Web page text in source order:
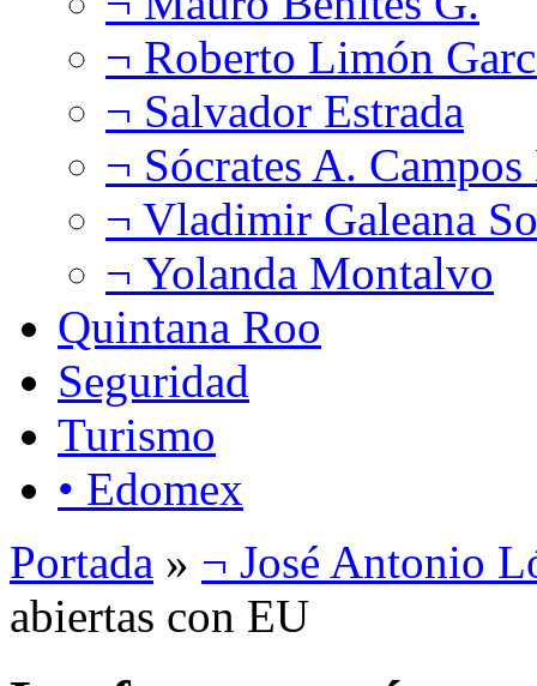
¬ Roberto Limón
¬ Salvador Estrada
¬ Sócrates A.
¬ Vladimir Galeana
¬ Yolanda Montalvo
Quintana Roo
Seguridad
Turismo
• Edomex
Portada » ¬ José Antonio
abiertas con EU